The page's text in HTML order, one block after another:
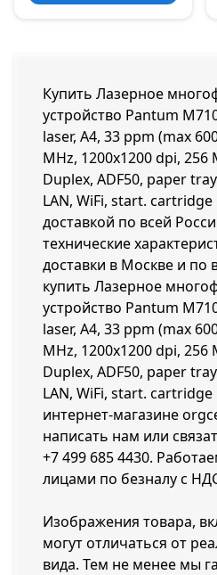
Купить Лазерное
устройство Pantum
laser, А4, 33 ppm (max
MHz, 1200x1200 dpi, 256
Duplex, ADF50, paper
LAN, WiFi, start. cartridge
доставкой по всей
технические
доставки в Москве и по
купить Лазерное
устройство Pantum
laser, А4, 33 ppm (max
MHz, 1200x1200 dpi, 256
Duplex, ADF50, paper
LAN, WiFi, start. cartridge
интернет-магазине
написать нам или
+7 499 685 4430.
лицами по безналу с
Изображения товара,
могут отличаться от
вида. Тем не менее мы